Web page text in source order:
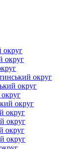
округ
округ
округ
округ
округ
округ
округ
округ
округ